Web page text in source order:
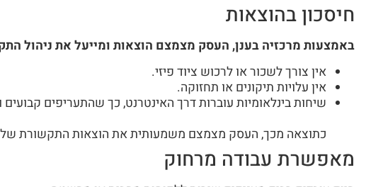
חיסכון בהוצאות
באמצעות מרכזיה בענן, העסק מצמצם הוצאות ומייעל את ניהול
אין צורך לשכור או לרכוש ציוד פיזי.
אין עלויות תיקונים או תחזוקה.
שיחות בינלאומיות עוברות דרך האינטרנט, כך שהתעריפים קבועים
כתוצאה מכך, העסק מצמצם משמעותית את הוצאות התקשורת
מאפשרת עבודה מרחוק